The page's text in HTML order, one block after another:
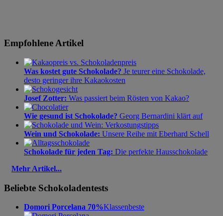
Empfohlene Artikel
Was kostet gute Schokolade? Je teurer eine Schokolade,
desto geringer ihre Kakaokosten
Josef Zotter: Was passiert beim Rösten von Kakao?
Wie gesund ist Schokolade? Georg Bernardini klärt auf
Wein und Schokolade: Unsere Reihe mit Eberhard Schell
Schokolade für jeden Tag: Die perfekte Hausschokolade
Mehr Artikel...
Beliebte Schokoladentests
Domori Porcelana 70%Klassenbeste